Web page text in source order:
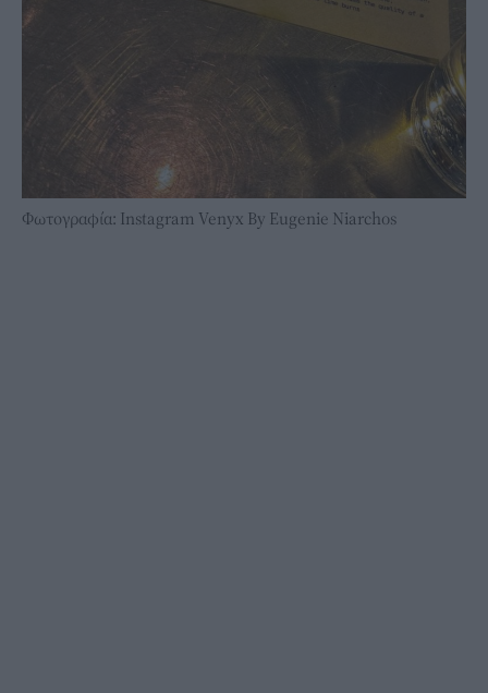
Φωτογραφία: Instagram Venyx By Eugenie Niarchos